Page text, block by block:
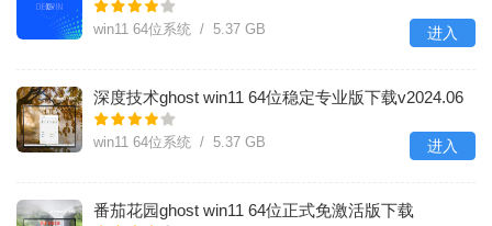
v2024.06
win11 64位系统 / 5.37 GB 进入
深度技术ghost win11 64位稳定专业版下载v2024.06
win11 64位系统 / 5.37 GB 进入
番茄花园ghost win11 64位正式免激活版下载